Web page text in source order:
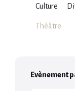
Culture
Théâtre
Evènement